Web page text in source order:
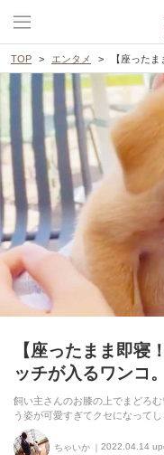
TOP エンタメ 【座ったまま即
【座ったまま即寝
ッチが入るワンコ
飼い主さんのお膝の上でまどろ
う姿が可愛すぎてクセになって
ちゃいか 2022.04.14